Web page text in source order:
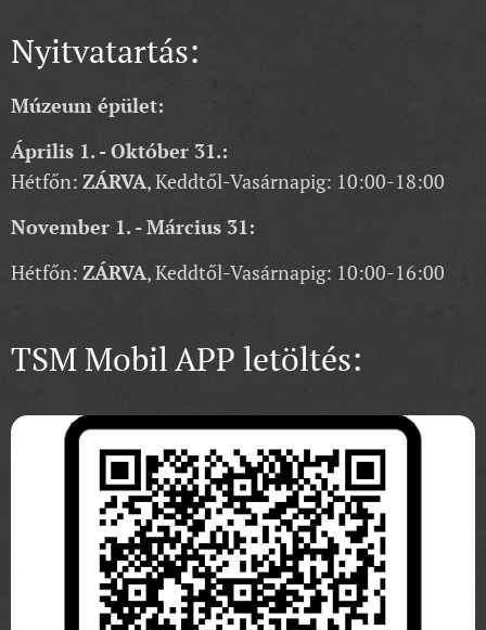
Nyitvatartás:
Múzeum épület:
Április 1. - Október 31.:
Hétfőn: ZÁRVA, Keddtől-Vasárnapig: 10:00-18:00
November 1. - Március 31:
Hétfőn: ZÁRVA, Keddtől-Vasárnapig: 10:00-16:00
TSM Mobil APP letöltés: